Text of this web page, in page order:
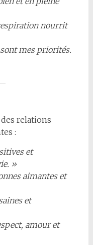
nourrit
mes priorités.
relations
:
et
»
aimantes et
et
amour et